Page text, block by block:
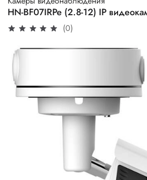
HN-BF07IRPe (2.8-12) IP
(0)